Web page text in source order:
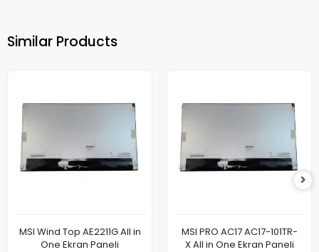
Similar Products
MSI Wind Top AE2211G All in
One Ekran Paneli
MSI PRO AC17 AC17-101TR-
X All in One Ekran Paneli